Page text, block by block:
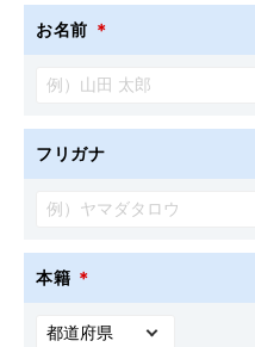
お名前 ＊
フリガナ
本籍 ＊